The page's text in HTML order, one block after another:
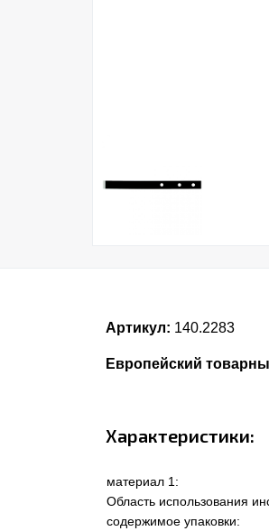
Артикул: 140.2283
Европейский
Характеристики:
материал 1:
Область использования
содержимое упаковки: